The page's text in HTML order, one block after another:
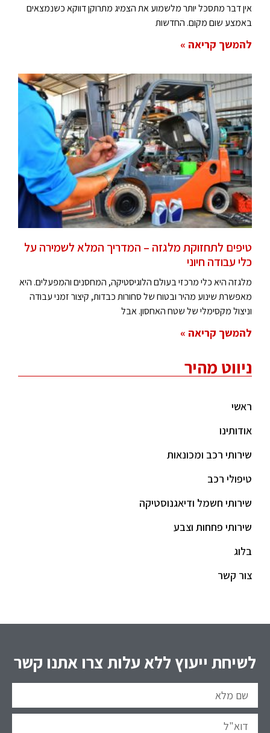
אין דבר מתסכל יותר מלשמוע את הצמיג מתרוקן דווקא כשנמצאים
באמצע שום מקום. החדשות
להמשך קריאה »
טיפים לתחזוקת מלגזה – המדריך המלא לשמירה על
כלי עבודה חיוני
מלגזה היא כלי מרכזי בעולם הלוגיסטיקה, המחסנים והמפעלים. היא
מאפשרת שינוע מהיר ובטוח של סחורות כבדות, קיצור זמני עבודה
וניצול מקסימלי של שטח האחסון. אבל
להמשך קריאה »
ניווט מהיר
ראשי
אודותינו
שירותי רכב ומכונאות
טיפולי רכב
שירותי חשמל ודיאגנוסטיקה
שירותי פחחות וצבע
בלוג
צור קשר
לשיחת ייעוץ ללא עלות צרו אתנו קשר